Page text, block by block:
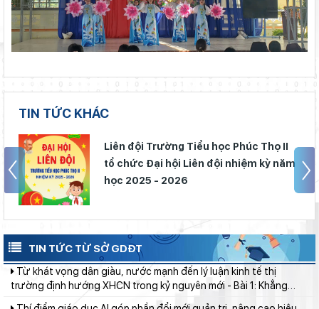
TIN TỨC KHÁC
Liên đội Trường Tiểu học Phúc Thọ II
tổ chức Đại hội Liên đội nhiệm kỳ năm
học 2025 - 2026
TIN TỨC TỪ SỞ GDĐT
sắp xếp cơ sở giáo dục công lập
Bộ Giáo dục và Đào tạo ban hành khung thời gian năm học từ
năm học 2026–2027
Lâm Đồng chủ động ứng phó nguy cơ thiếu nước do El Nino
Đánh giá tình hình triển khai sắp xếp, tổ chức cơ sở giáo dục
công lập tại các địa phương
Thắp sáng văn hóa đọc từ những “Thư viện thân thiện”
Gieo mầm hiếu học nơi vùng xa
Bộ Giáo dục và Đào tạo triển khai 100 ngày tháo gỡ các điểm
nghẽn về chuyển đổi số
Từ khát vọng dân giàu, nước mạnh đến lý luận kinh tế thị
trường định hướng XHCN trong kỷ nguyên mới - Bài 1: Khẳng
định tư tưởng Hồ Chí Minh, đấu tranh với luận điệu xuyên tạc
quả hoạt động giáo dục